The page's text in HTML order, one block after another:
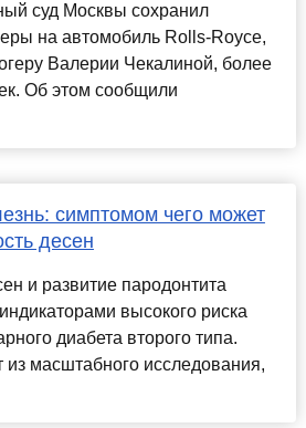
суд Москвы сохранил
на автомобиль Rolls-Royce,
Валерии Чекалиной, более
Об этом сообщили
симптомом чего может
десен
и развитие пародонтита
высокого риска
диабета второго типа.
из масштабного исследования,